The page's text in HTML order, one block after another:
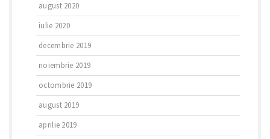
august 2020
iulie 2020
decembrie 2019
noiembrie 2019
octombrie 2019
august 2019
aprilie 2019